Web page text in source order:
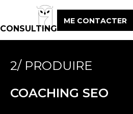
CONSULTING
ME CONTACTER
2/ PRODUIRE
COACHING SEO